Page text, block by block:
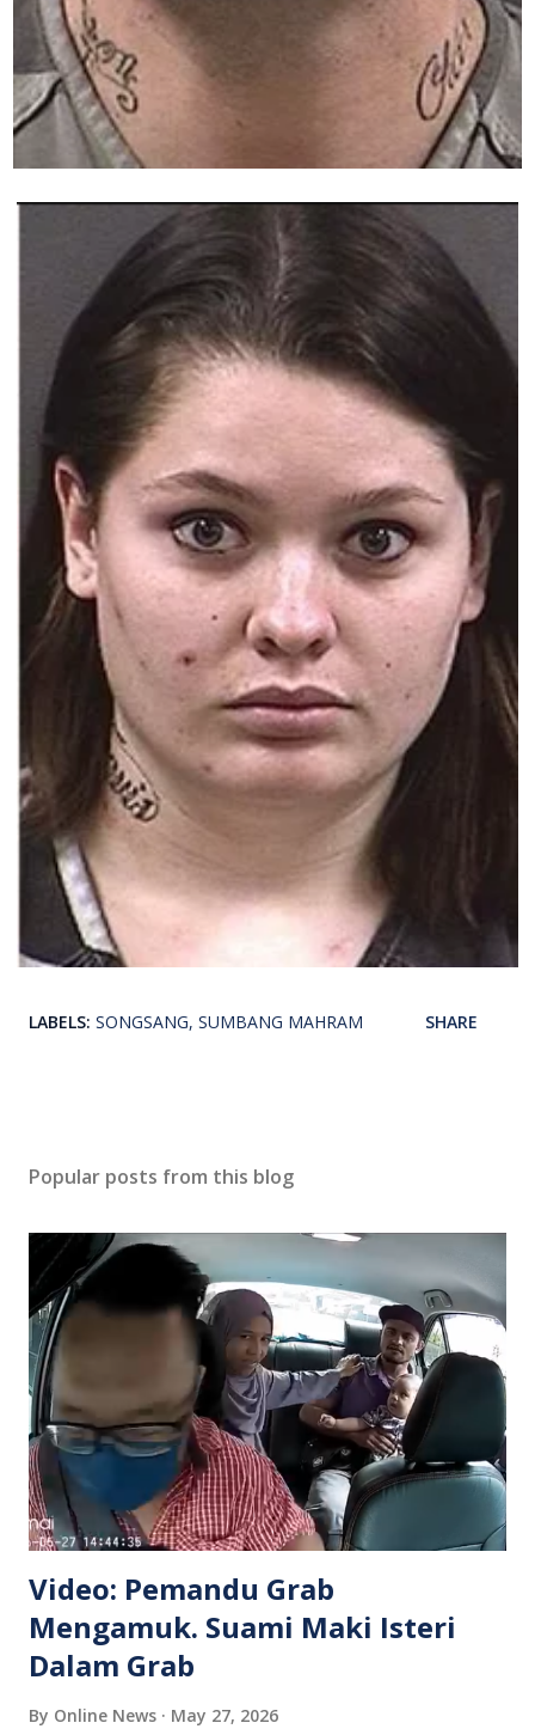
LABELS: SONGSANG SUMBANG MAHRAM SHARE
Popular posts from this blog
Video: Pemandu Grab
Mengamuk. Suami Maki Isteri
Dalam Grab
By Online News May 27, 2026